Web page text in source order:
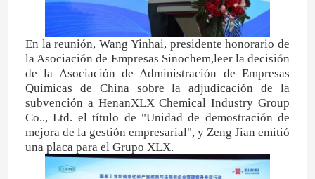
En la reunión, Wang Yinhai, presidente honorario de
la Asociación de Empresas Sinochem,leer la decisión
de la Asociación de Administración de Empresas
Químicas de China sobre la adjudicación de la
subvención a HenanXLX Chemical Industry Group
Co.., Ltd. el título de "Unidad de demostración de
mejora de la gestión empresarial", y Zeng Jian emitió
una placa para el Grupo XLX.